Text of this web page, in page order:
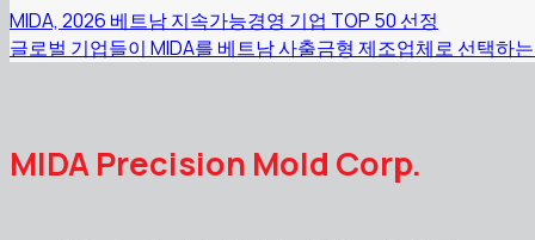
MIDA, 2026 베트남 지속가능경영 기업 TOP 50 선정
글로벌 기업들이 MIDA를 베트남 사출금형 제조업체로 선택하
MIDA Precision Mold Corp.